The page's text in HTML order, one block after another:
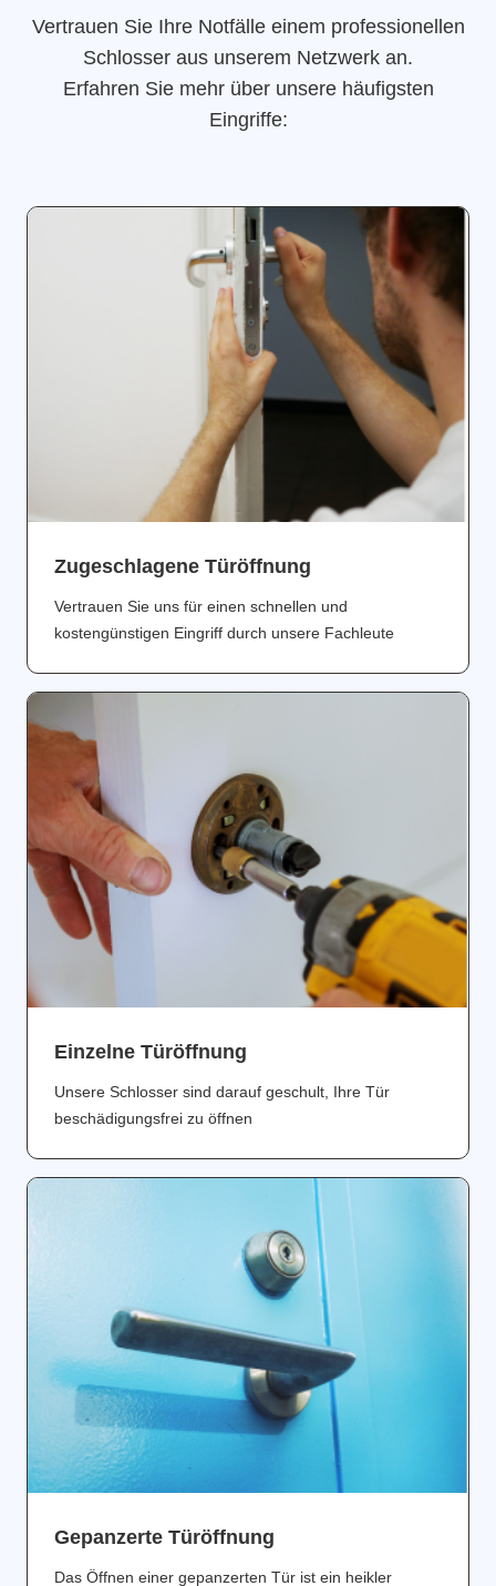
Vertrauen Sie Ihre Notfälle einem professionellen
Schlosser aus unserem Netzwerk an.
Erfahren Sie mehr über unsere häufigsten
Eingriffe:
Zugeschlagene Türöffnung
Vertrauen Sie uns für einen schnellen und
kostengünstigen Eingriff durch unsere Fachleute
Einzelne Türöffnung
Unsere Schlosser sind darauf geschult, Ihre Tür
beschädigungsfrei zu öffnen
Gepanzerte Türöffnung
Das Öffnen einer gepanzerten Tür ist ein heikler